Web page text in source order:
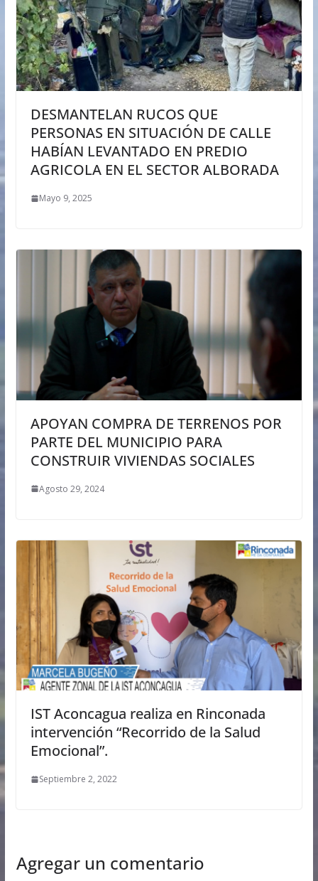
DESMANTELAN RUCOS QUE
PERSONAS EN SITUACIÓN DE CALLE
HABÍAN LEVANTADO EN PREDIO
AGRICOLA EN EL SECTOR ALBORADA
Mayo 9, 2025
APOYAN COMPRA DE TERRENOS POR
PARTE DEL MUNICIPIO PARA
CONSTRUIR VIVIENDAS SOCIALES
Agosto 29, 2024
IST Aconcagua realiza en Rinconada
intervención “Recorrido de la Salud
Emocional”.
Septiembre 2, 2022
Agregar un comentario